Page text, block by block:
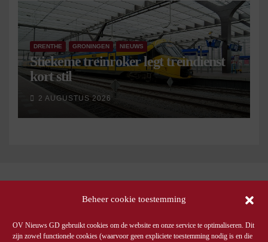
Beheer cookie toestemming
OV Nieuws GD gebruikt cookies om de website en onze service te optimaliseren. Dit
zijn zowel functionele cookies (waarvoor geen expliciete toestemming nodig is en die
DRENTHE GRONINGEN NIEUWS
Stiekeme treinroker legt treindienst
kort stil
2 AUGUSTUS 2026